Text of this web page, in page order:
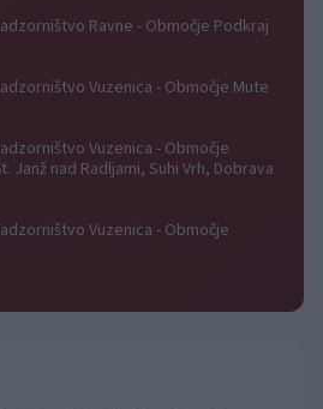
Ravne - Območje Podkraj
Vuzenica - Območje Mute
Vuzenica - Območje
Janž nad Radljami, Suhi Vrh, Dobrava
Vuzenica - Območje